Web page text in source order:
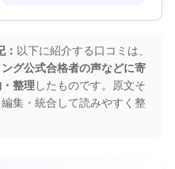
： 以下に紹介する口コミは、
グ公式合格者の声などに寄
整理 したものです。原文そ
集・統合して読みやすく整